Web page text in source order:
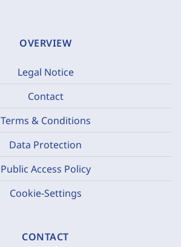
OVERVIEW
Legal Notice
Contact
Terms & Conditions
Data Protection
Public Access Policy
Cookie-Settings
CONTACT